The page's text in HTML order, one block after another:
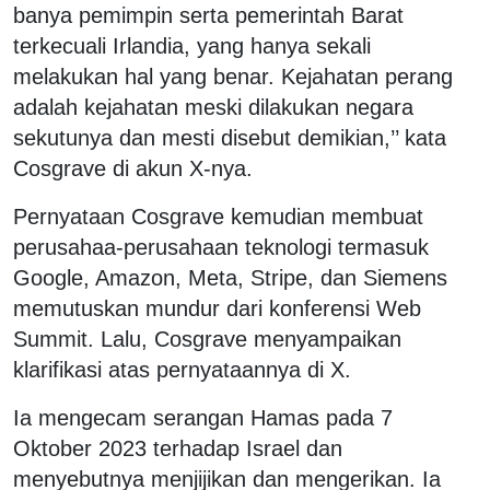
banya pemimpin serta pemerintah Barat
terkecuali Irlandia, yang hanya sekali
melakukan hal yang benar. Kejahatan perang
adalah kejahatan meski dilakukan negara
sekutunya dan mesti disebut demikian,’’ kata
Cosgrave di akun X-nya.
Pernyataan Cosgrave kemudian membuat
perusahaa-perusahaan teknologi termasuk
Google, Amazon, Meta, Stripe, dan Siemens
memutuskan mundur dari konferensi Web
Summit. Lalu, Cosgrave menyampaikan
klarifikasi atas pernyataannya di X.
Ia mengecam serangan Hamas pada 7
Oktober 2023 terhadap Israel dan
menyebutnya menjijikan dan mengerikan. Ia